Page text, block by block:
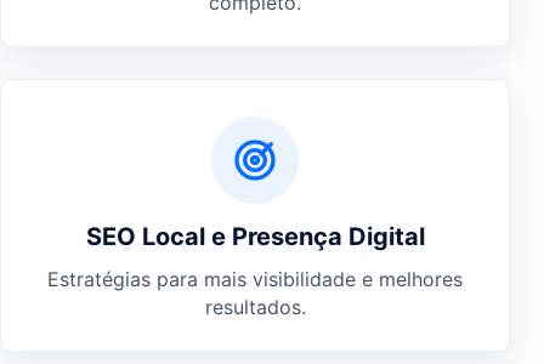
SEO Local e Presença Digital
Estratégias para mais visibilidade e melhores
resultados.